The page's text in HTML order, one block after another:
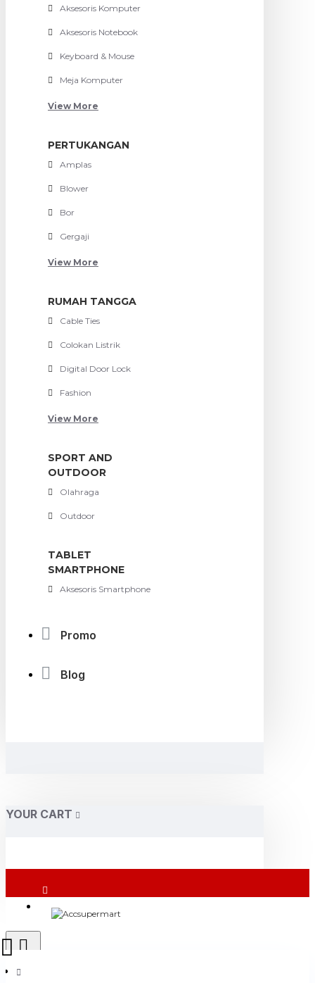
Aksesoris Komputer
Aksesoris Notebook
Keyboard & Mouse
Meja Komputer
View More
PERTUKANGAN
Amplas
Blower
Bor
Gergaji
View More
RUMAH TANGGA
Cable Ties
Colokan Listrik
Digital Door Lock
Fashion
View More
SPORT AND
OUTDOOR
Olahraga
Outdoor
TABLET
SMARTPHONE
Aksesoris Smartphone
Promo
Blog
YOUR CART